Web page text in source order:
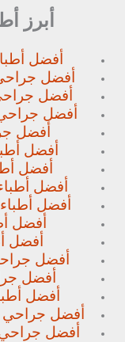
أبرز
أفضل
أفضل
أفضل
أفضل جراحي
أفضل
أفضل
أفضل
أفضل
أفضل
أفضل
أفضل
أفضل
أفضل
أفضل
أفضل جراحي
أفضل جراحي